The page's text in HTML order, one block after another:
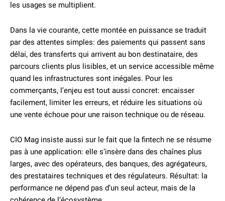
les usages se multiplient.
Dans la vie courante, cette montée en puissance se traduit
par des attentes simples: des paiements qui passent sans
délai, des transferts qui arrivent au bon destinataire, des
parcours clients plus lisibles, et un service accessible même
quand les infrastructures sont inégales. Pour les
commerçants, l’enjeu est tout aussi concret: encaisser
facilement, limiter les erreurs, et réduire les situations où
une vente échoue pour une raison technique ou de réseau.
CIO Mag insiste aussi sur le fait que la fintech ne se résume
pas à une application: elle s’insère dans des chaînes plus
larges, avec des opérateurs, des banques, des agrégateurs,
des prestataires techniques et des régulateurs. Résultat: la
performance ne dépend pas d’un seul acteur, mais de la